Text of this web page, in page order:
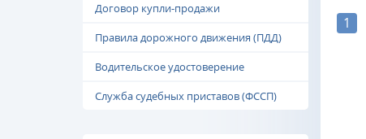
1
Договор купли-продажи
Правила дорожного движения (ПДД)
Водительское удостоверение
Служба судебных приставов (ФССП)